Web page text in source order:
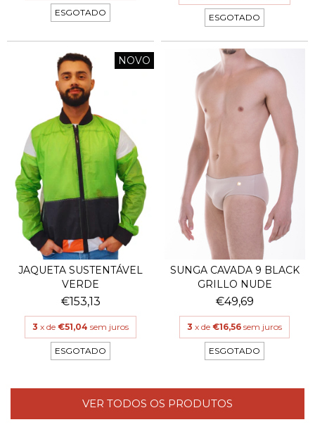
ESGOTADO ESGOTADO
NOVO
JAQUETA SUSTENTÁVEL
VERDE
€153,13
3 x de €51,04 sem juros
ESGOTADO
SUNGA CAVADA 9 BLACK
GRILLO NUDE
€49,69
3 x de €16,56 sem juros
ESGOTADO
VER TODOS OS PRODUTOS